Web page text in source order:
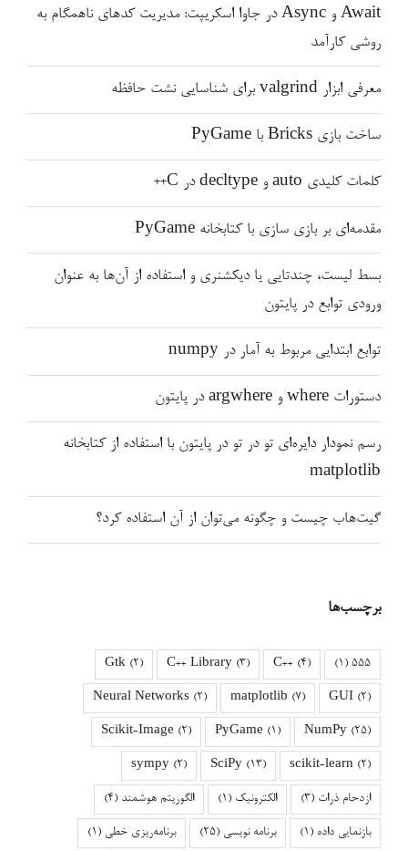
Await و Async در جاوا اسکریپت: مدیریت کدهای ناهمگام به
روشی کارآمد
معرفی ابزار valgrind برای شناسایی نشت حافظه
ساخت بازی Bricks با PyGame
کلمات کلیدی auto و decltype در C++
مقدمه‌ای بر بازی سازی با کتابخانه PyGame
بسط لیست، چندتایی یا دیکشنری و استفاده از آن‌ها به عنوان
ورودی توابع در پایتون
توابع ابتدایی مربوط به آمار در numpy
دستورات where و argwhere در پایتون
رسم نمودار دایره‌ای تو در تو در پایتون با استفاده از کتابخانه
matplotlib
گیت‌هاب چیست و چگونه می‌توان از آن استفاده کرد؟
برچسب‌ها
555
(1)
C++ (4)
C++ Library (3)
Gtk (2)
GUI (2)
matplotlib (7)
Neural Networks (2)
NumPy (25)
PyGame (1)
Scikit-Image (2)
scikit-learn (2)
SciPy (13)
sympy (2)
ازدحام ذرات (3) الکترونیک (1) الگوریتم هوشمند (4)
بازنمایی داده (1) برنامه نویسی (25) برنامه‌ریزی خطی (1)